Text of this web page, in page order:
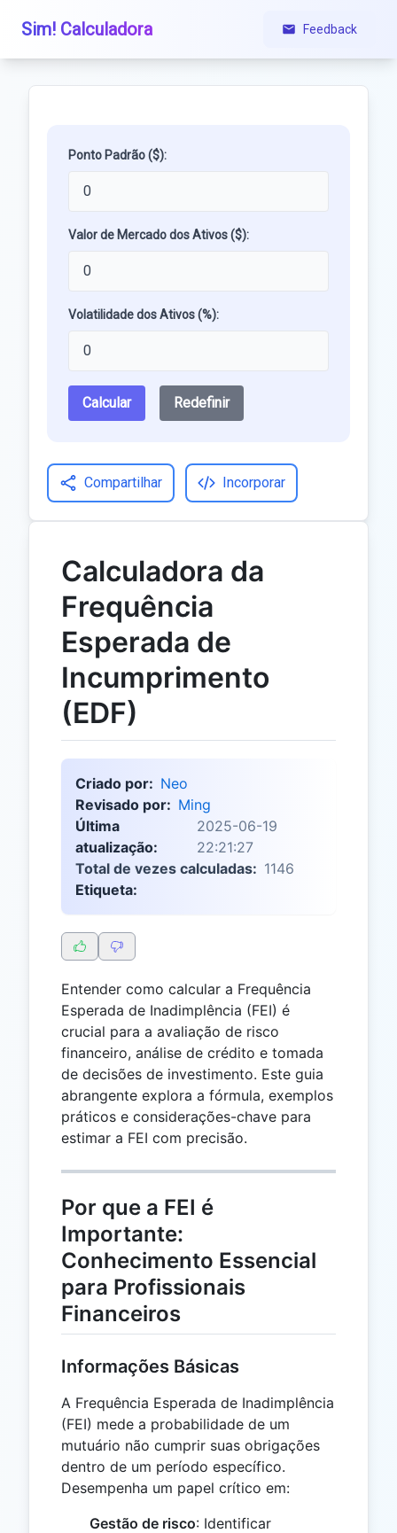
Sim! Calculadora Feedback
Ponto Padrão ($):
Valor de Mercado dos Ativos ($):
Volatilidade dos Ativos (%):
Calcular Redefinir
Compartilhar Incorporar
Calculadora da
Frequência
Esperada de
Incumprimento
(EDF)
Criado por: Neo
Revisado por: Ming
Última
atualização:
2025-06-19
22:21:27
Total de vezes calculadas: 1146
Etiqueta:
Entender como calcular a Frequência
Esperada de Inadimplência (FEI) é
crucial para a avaliação de risco
financeiro, análise de crédito e tomada
de decisões de investimento. Este guia
abrangente explora a fórmula, exemplos
práticos e considerações-chave para
estimar a FEI com precisão.
Por que a FEI é
Importante:
Conhecimento Essencial
para Profissionais
Financeiros
Informações Básicas
A Frequência Esperada de Inadimplência
(FEI) mede a probabilidade de um
mutuário não cumprir suas obrigações
dentro de um período específico.
Desempenha um papel crítico em:
Gestão de risco: Identificar